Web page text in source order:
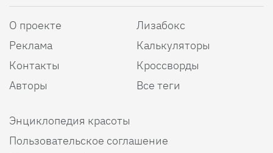
О проекте
Реклама
Контакты
Авторы
Лизабокс
Калькуляторы
Кроссворды
Все теги
Энциклопедия красоты
Пользовательское соглашение